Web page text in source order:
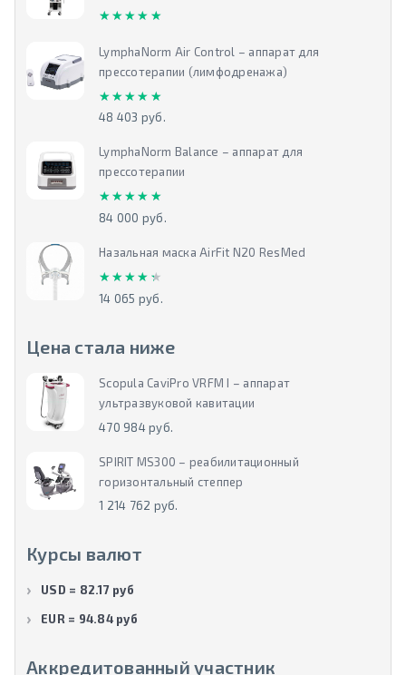
★★★★★
★★★★★
LymphaNorm Air Control – аппарат для
прессотерапии (лимфодренажа)
★★★★★
★★★★★
48 403 руб.
LymphaNorm Balance – аппарат для
прессотерапии
★★★★★
★★★★★
84 000 руб.
Назальная маска AirFit N20 ResMed
★★★★★
★★★★★
14 065 руб.
Цена стала ниже
Scopula CaviPro VRFM I – аппарат
ультразвуковой кавитации
470 984 руб.
SPIRIT MS300 – реабилитационный
горизонтальный степпер
1 214 762 руб.
Курсы валют
USD = 82.17 руб
EUR = 94.84 руб
Аккредитованный участник